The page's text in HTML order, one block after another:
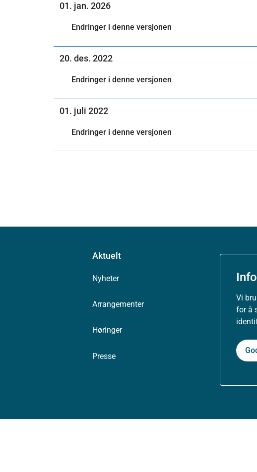
Vi
for å
01. jan. 2026
Endringer i denne versjonen
20. des. 2022
Endringer i denne versjonen
01. juli 2022
Endringer i denne versjonen
Aktuelt
Nyheter
Arrangementer
Høringer
Presse